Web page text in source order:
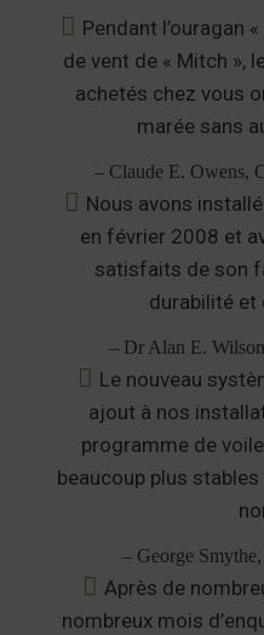
Pendant l’ouragan
de vent de « Mitch »,
achetés chez vous
marée sans
– Claude E. Owens,
Nous avons
en février 2008 et
satisfaits de son
durabilité et
– Dr Alan E.
Le nouveau
ajout à nos
programme de
beaucoup plus
– George
Après de
nombreux mois